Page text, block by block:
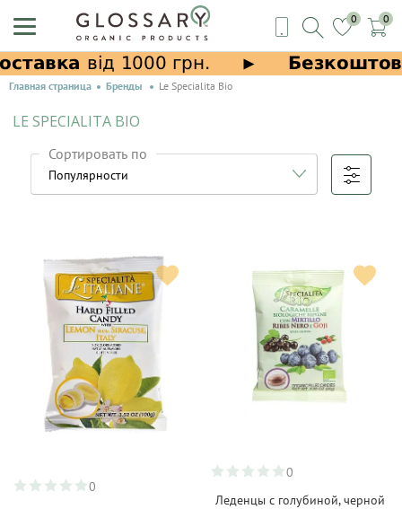
0 0
Главная страница Бренды Le Specialitа Bio
LE SPECIALITА BIO
Сортировать по
0
0
Леденцы с голубиной, черной